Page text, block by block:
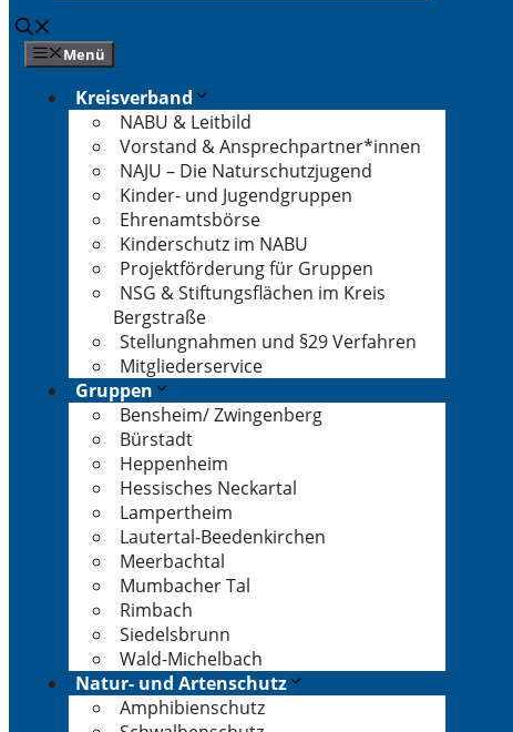
Menü
Kreisverband
NABU & Leitbild
Vorstand & Ansprechpartner*innen
NAJU – Die Naturschutzjugend
Kinder- und Jugendgruppen
Ehrenamtsbörse
Kinderschutz im NABU
Projektförderung für Gruppen
NSG & Stiftungsflächen im Kreis
Bergstraße
Stellungnahmen und §29 Verfahren
Mitgliederservice
Gruppen
Bensheim/ Zwingenberg
Bürstadt
Heppenheim
Hessisches Neckartal
Lampertheim
Lautertal-Beedenkirchen
Meerbachtal
Mumbacher Tal
Rimbach
Siedelsbrunn
Wald-Michelbach
Natur- und Artenschutz
Amphibienschutz